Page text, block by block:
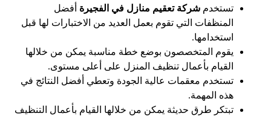
تستخدمشركة تعقيم منازل في الفجيرة أفضل
المنظفات التي تقوم بعمل العديد من الاختبارات لها قبل
استخدامها.
يقوم المتخصصون بوضع خطة مناسبة يمكن من خلالها
القيام بأعمال تنظيف المنزل على أعلى مستوى.
تستخدم معقمات عالية الجودة وتعطي أفضل النتائج في
هذه المهمة.
تبتكر طرق حديثة يمكن من خلالها القيام بأعمال التنظيف